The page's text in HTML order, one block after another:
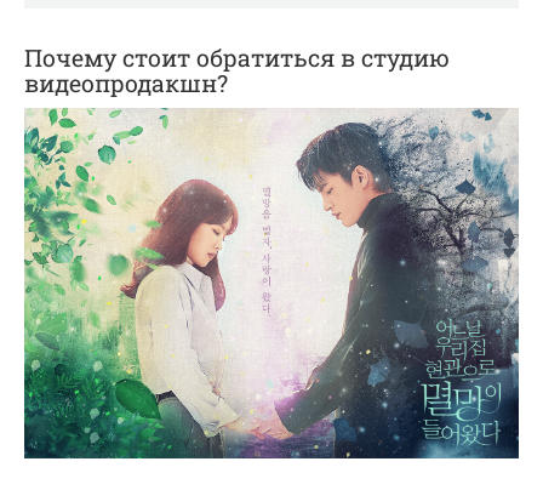
Почему стоит обратиться в студию
видеопродакшн?